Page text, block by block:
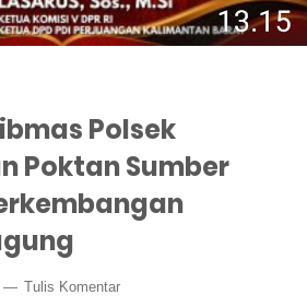
Polsek
Poktan Sumber
Tulis Komentar